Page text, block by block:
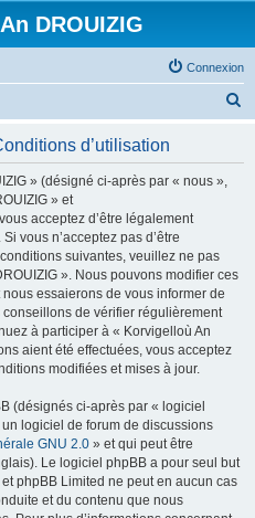
DROUIZIG
Connexion
d’utilisation
» (désigné ci-après par « nous »,
» et
acceptez d’être légalement
vous n’acceptez pas d’être
suivantes, veuillez ne pas
». Nous pouvons modifier ces
essaierons de vous informer de
de vérifier régulièrement
à participer à « Korvigelloù An
aient été effectuées, vous acceptez
modifiées et mises à jour.
(désignés ci-après par « logiciel
logiciel de forum de discussions
GNU 2.0 » et qui peut être
Le logiciel phpBB a pour seul but
phpBB Limited ne peut en aucun cas
et du contenu que nous